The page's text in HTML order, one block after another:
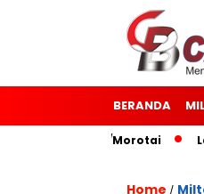
BERANDA
Kodim 1514/Morotai
Home /